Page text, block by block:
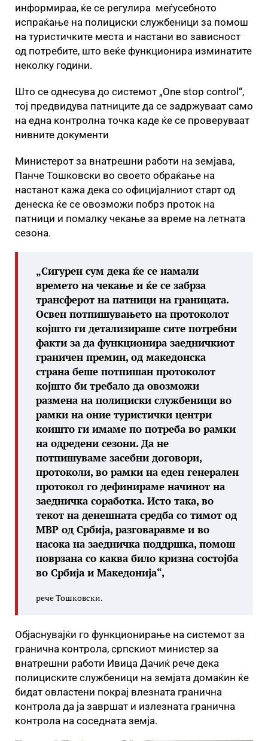
информираа, ќе се регулира меѓусебното
испраќање на полициски службеници за помош
на туристичките места и настани во зависност
од потребите, што веќе функционира изминатите
неколку години.
Што се однесува до системот „One stop control“,
тој предвидува патниците да се задржуваат само
на една контролна точка каде ќе се проверуваат
нивните документи
Министерот за внатрешни работи на земјава,
Панче Тошковски во своето обраќање на
настанот кажа дека со официјалниот старт од
денеска ќе се овозможи побрз проток на
патници и помалку чекање за време на летната
сезона.
„Сигурен сум дека ќе се намали
времето на чекање и ќе се забрза
трансферот на патници на границата.
Освен потпишувањето на протоколот
којшто ги детализираше сите потребни
факти за да функционира заедничкиот
граничен премин, од македонска
страна беше потпишан протоколот
којшто би требало да овозможи
размена на полициски службеници во
рамки на оние туристички центри
коишто ги имаме по потреба во рамки
на одредени сезони. Да не
потпишуваме засебни договори,
протоколи, во рамки на еден генерален
протокол го дефинираме начинот на
заедничка соработка. Исто така, во
текот на денешната средба со тимот од
МВР од Србија, разговаравме и во
насока на заедничка поддршка, помош
поврзана со каква било кризна состојба
во Србија и Македонија“,
рече Тошковски.
Објаснувајќи го функционирање на системот за
гранична контрола, српскиот министер за
внатрешни работи Ивица Дачиќ рече дека
полициските службеници на земјата домаќин ќе
бидат овластени покрај влезната гранична
контрола да ја завршат и излезната гранична
контрола на соседната земја.